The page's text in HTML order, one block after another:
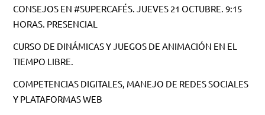
CONSEJOS EN #SUPERCAFÉS. JUEVES 21 OCTUBRE. 9:15
HORAS. PRESENCIAL
CURSO DE DINÁMICAS Y JUEGOS DE ANIMACIÓN EN EL
TIEMPO LIBRE.
COMPETENCIAS DIGITALES, MANEJO DE REDES SOCIALES
Y PLATAFORMAS WEB